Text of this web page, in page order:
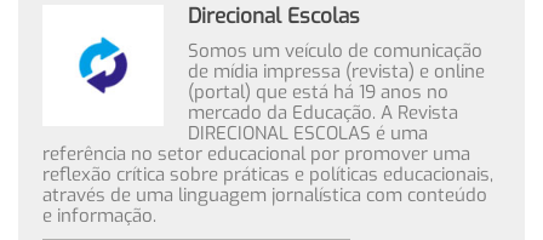
Direcional Escolas
Somos um veículo de comunicação
de mídia impressa (revista) e online
(portal) que está há 19 anos no
mercado da Educação. A Revista
DIRECIONAL ESCOLAS é uma
referência no setor educacional por promover uma
reflexão crítica sobre práticas e políticas educacionais,
através de uma linguagem jornalística com conteúdo
e informação.